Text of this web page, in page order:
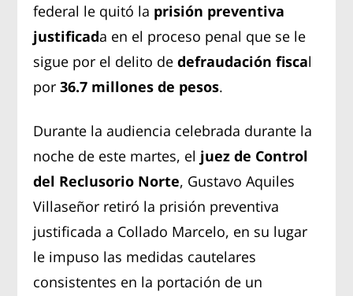
federal le quitó la prisión preventiva
justificada en el proceso penal que se le
sigue por el delito de defraudación fiscal
por 36.7 millones de pesos.
Durante la audiencia celebrada durante la
noche de este martes, el juez de Control
del Reclusorio Norte, Gustavo Aquiles
Villaseñor retiró la prisión preventiva
justificada a Collado Marcelo, en su lugar
le impuso las medidas cautelares
consistentes en la portación de un